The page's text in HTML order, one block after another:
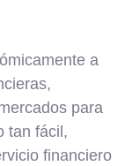
a
para
tan fácil,
financiero